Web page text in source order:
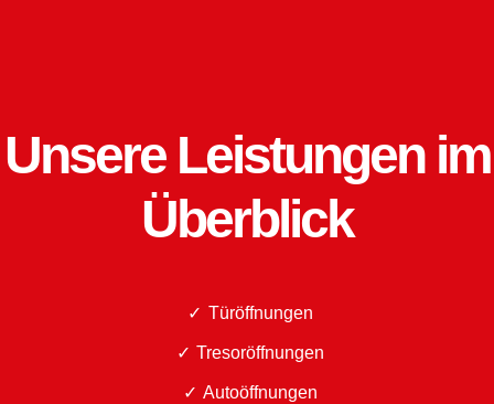
Unsere Leistungen im
Überblick
Türöffnungen
Tresoröffnungen
Autoöffnungen